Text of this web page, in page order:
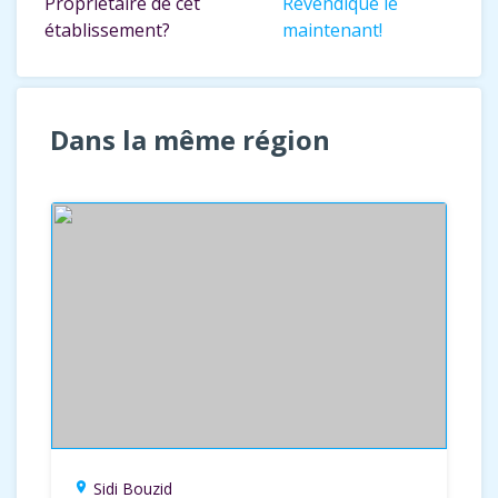
établissement?
maintenant!
Dans la même région
location_on Sidi Bouzid